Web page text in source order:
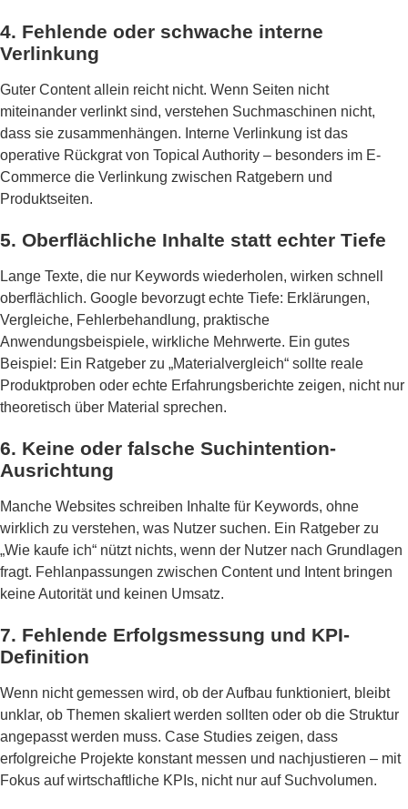
4. Fehlende oder schwache interne
Verlinkung
Guter Content allein reicht nicht. Wenn Seiten nicht
miteinander verlinkt sind, verstehen Suchmaschinen nicht,
dass sie zusammenhängen. Interne Verlinkung ist das
operative Rückgrat von Topical Authority – besonders im E-
Commerce die Verlinkung zwischen Ratgebern und
Produktseiten.
5. Oberflächliche Inhalte statt echter Tiefe
Lange Texte, die nur Keywords wiederholen, wirken schnell
oberflächlich. Google bevorzugt echte Tiefe: Erklärungen,
Vergleiche, Fehlerbehandlung, praktische
Anwendungsbeispiele, wirkliche Mehrwerte. Ein gutes
Beispiel: Ein Ratgeber zu „Materialvergleich“ sollte reale
Produktproben oder echte Erfahrungsberichte zeigen, nicht nur
theoretisch über Material sprechen.
6. Keine oder falsche Suchintention-
Ausrichtung
Manche Websites schreiben Inhalte für Keywords, ohne
wirklich zu verstehen, was Nutzer suchen. Ein Ratgeber zu
„Wie kaufe ich“ nützt nichts, wenn der Nutzer nach Grundlagen
fragt. Fehlanpassungen zwischen Content und Intent bringen
keine Autorität und keinen Umsatz.
7. Fehlende Erfolgsmessung und KPI-
Definition
Wenn nicht gemessen wird, ob der Aufbau funktioniert, bleibt
unklar, ob Themen skaliert werden sollten oder ob die Struktur
angepasst werden muss. Case Studies zeigen, dass
erfolgreiche Projekte konstant messen und nachjustieren – mit
Fokus auf wirtschaftliche KPIs, nicht nur auf Suchvolumen.